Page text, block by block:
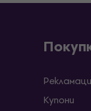
Kупони